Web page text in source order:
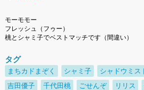
モーモモー
フレッシュ（フゥー）
桃とシャミ子でベストマッチです（間違い）
タグ
まちカドまぞく シャミ子
シャドウミス
吉田優子
千代田桃 ごせんぞ リリス